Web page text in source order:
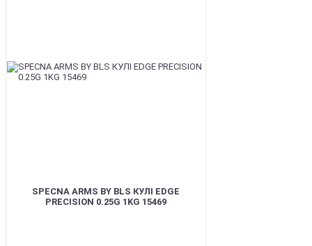
SPECNA ARMS BY BLS КУЛІ EDGE
PRECISION 0.25G 1KG 15469